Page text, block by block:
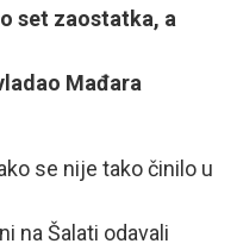
set zaostatka, a
Mađara
se nije tako činilo u
na Šalati odavali